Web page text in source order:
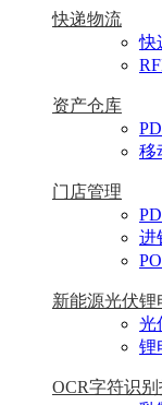
快递物流
快
资产仓库
移
门店管理
进
新能源光伏锂
光
锂
OCR字符识